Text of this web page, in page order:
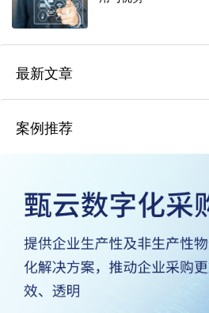
最新文章
案例推荐